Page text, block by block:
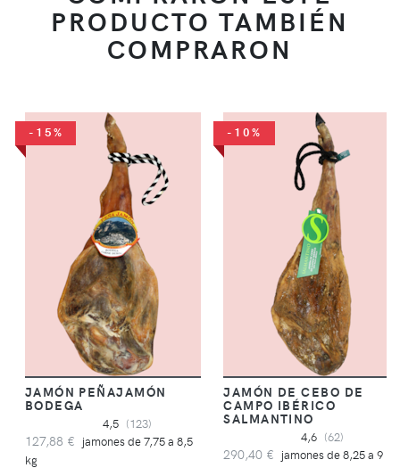
PRODUCTO TAMBIÉN
COMPRARON
-15%
JAMÓN PEÑAJAMÓN
BODEGA
4,5 (123)
127,88 € jamones de 7,75 a 8,5
kg
-10%
JAMÓN DE CEBO DE
CAMPO IBÉRICO
SALMANTINO
4,6 (62)
290,40 € jamones de 8,25 a 9 kg